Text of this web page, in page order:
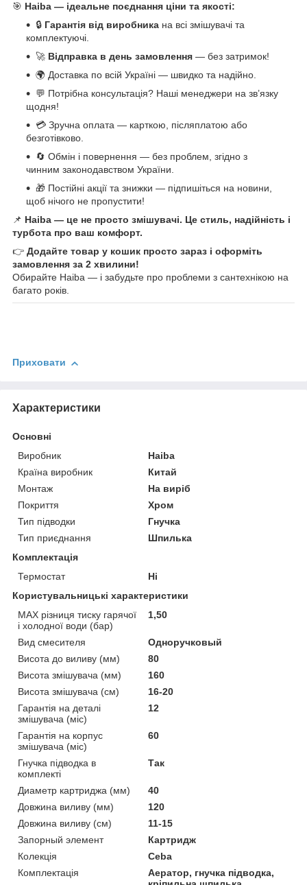
🎯 Haiba — ідеальне поєднання ціни та якості:
🔒 Гарантія від виробника на всі змішувачі та
комплектуючі.
🚀 Відправка в день замовлення — без затримок!
🌍 Доставка по всій Україні — швидко та надійно.
💬 Потрібна консультація? Наші менеджери на зв’язку
щодня!
💳 Зручна оплата — карткою, післяплатою або
безготівково.
🔄 Обмін і повернення — без проблем, згідно з
чинним законодавством України.
🎁 Постійні акції та знижки — підпишіться на новини,
щоб нічого не пропустити!
📌 Haiba — це не просто змішувачі. Це стиль, надійність і
турбота про ваш комфорт.
👉 Додайте товар у кошик просто зараз і оформіть
замовлення за 2 хвилини!
Обирайте Haiba — і забудьте про проблеми з сантехнікою на
багато років.
Приховати
Характеристики
Основні
Виробник
Haiba
Країна виробник
Китай
Монтаж
На виріб
Покриття
Хром
Тип підводки
Гнучка
Тип приєднання
Шпилька
Комплектація
Термостат
Ні
Користувальницькі характеристики
MAX різниця тиску гарячої
і холодної води (бар)
1,50
Вид смесителя
Одноручковый
Висота до виливу (мм)
80
Висота змішувача (мм)
160
Висота змішувача (см)
16-20
Гарантія на деталі
змішувача (міс)
12
Гарантія на корпус
змішувача (міс)
60
Гнучка підводка в
комплекті
Так
Диаметр картриджа (мм)
40
Довжина виливу (мм)
120
Довжина виливу (см)
11-15
Запорный элемент
Картридж
Колекція
Ceba
Комплектація
Аератор, гнучка підводка,